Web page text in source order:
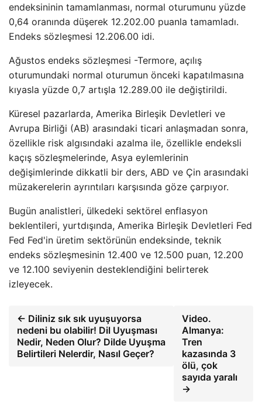
endeksininin tamamlanması, normal oturumunu yüzde
0,64 oranında düşerek 12.202.00 puanla tamamladı.
Endeks sözleşmesi 12.206.00 idi.
Ağustos endeks sözleşmesi -Termore, açılış
oturumundaki normal oturumun önceki kapatılmasına
kıyasla yüzde 0,7 artışla 12.289.00 ile değiştirildi.
Küresel pazarlarda, Amerika Birleşik Devletleri ve
Avrupa Birliği (AB) arasındaki ticari anlaşmadan sonra,
özellikle risk algısındaki azalma ile, özellikle endeksli
kaçış sözleşmelerinde, Asya eylemlerinin
değişimlerinde dikkatli bir ders, ABD ve Çin arasındaki
müzakerelerin ayrıntıları karşısında göze çarpıyor.
Bugün analistleri, ülkedeki sektörel enflasyon
beklentileri, yurtdışında, Amerika Birleşik Devletleri Fed
Fed Fed'in üretim sektörünün endeksinde, teknik
endeks sözleşmesinin 12.400 ve 12.500 puan, 12.200
ve 12.100 seviyenin desteklendiğini belirterek
izleyecek.
← Diliniz sık sık uyuşuyorsa
nedeni bu olabilir! Dil Uyuşması
Nedir, Neden Olur? Dilde Uyuşma
Belirtileri Nelerdir, Nasıl Geçer?
Video.
Almanya:
Tren
kazasında 3
ölü, çok
sayıda yaralı
→